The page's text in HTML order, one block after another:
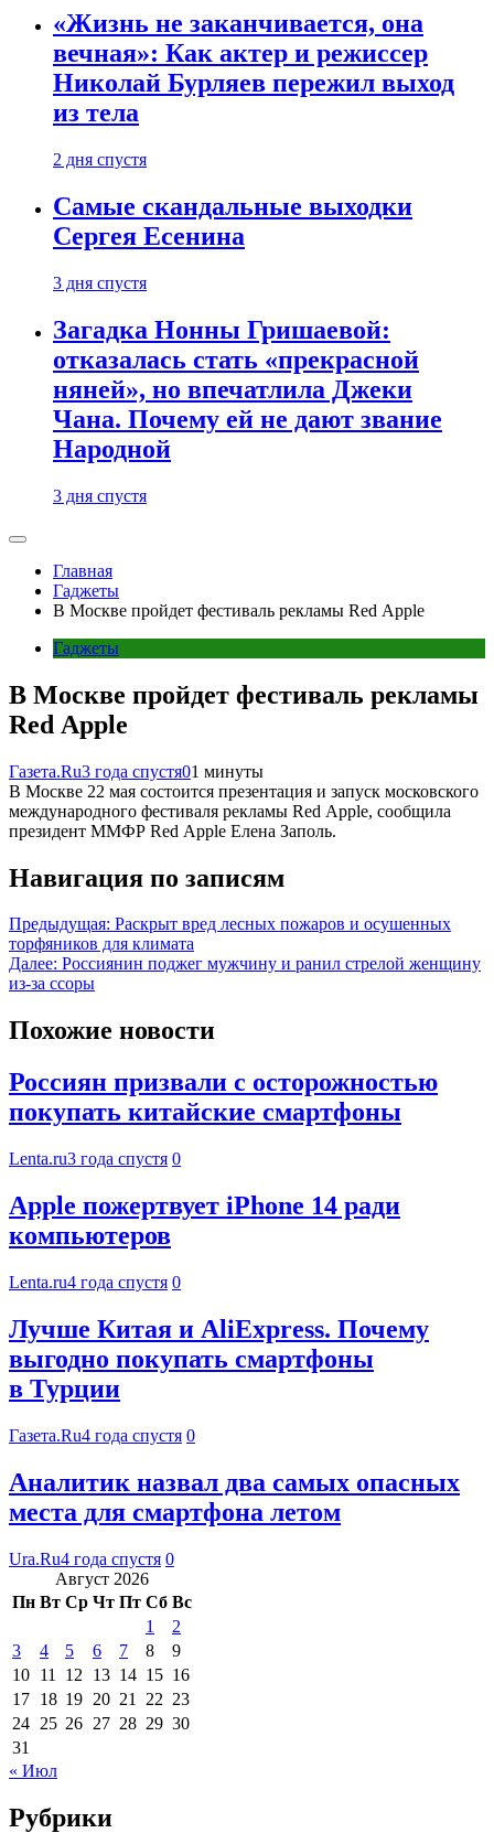
«Жизнь не заканчивается, она
вечная»: Как актер и режиссер
Николай Бурляев пережил выход
из тела
2 дня спустя
Самые скандальные выходки
Сергея Есенина
3 дня спустя
Загадка Нонны Гришаевой:
отказалась стать «прекрасной
няней», но впечатлила Джеки
Чана. Почему ей не дают звание
Народной
3 дня спустя
Главная
Гаджеты
В Москве пройдет фестиваль рекламы Red Apple
Гаджеты
В Москве пройдет фестиваль рекламы
Red Apple
Газета.Ru3 года спустя01 минуты
В Москве 22 мая состоится презентация и запуск московского
международного фестиваля рекламы Red Apple, сообщила
президент ММФР Red Apple Елена Заполь.
Навигация по записям
Предыдущая: Раскрыт вред лесных пожаров и осушенных
торфяников для климата
Далее: Россиянин поджег мужчину и ранил стрелой женщину
из-за ссоры
Похожие новости
Россиян призвали с осторожностью
покупать китайские смартфоны
Lenta.ru3 года спустя 0
Apple пожертвует iPhone 14 ради
компьютеров
Lenta.ru4 года спустя 0
Лучше Китая и AliExpress. Почему
выгодно покупать смартфоны
в Турции
Газета.Ru4 года спустя 0
Аналитик назвал два самых опасных
места для смартфона летом
Ura.Ru4 года спустя 0
Август 2026
Пн Вт Ср Чт Пт Сб Вс
1
2
3
4 5 6 7 8
9
10 11 12 13 14 15 16
17 18 19 20 21 22 23
24 25 26 27 28 29 30
31
« Июл
Рубрики